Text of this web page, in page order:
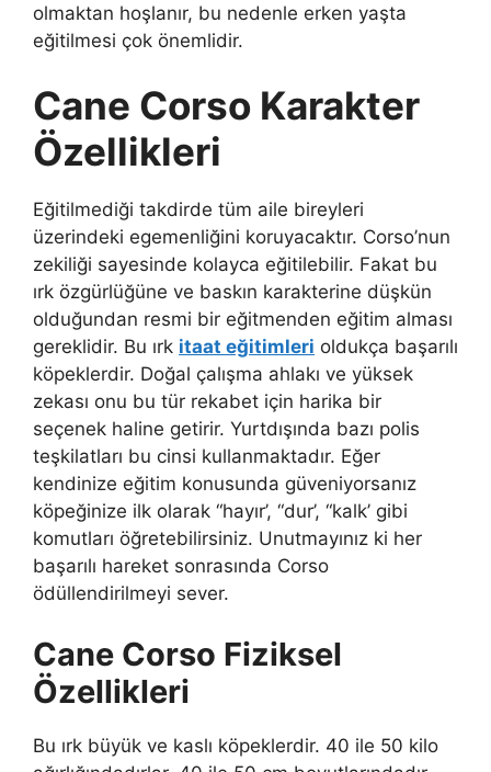
olmaktan hoşlanır, bu nedenle erken yaşta
eğitilmesi çok önemlidir.
Cane Corso Karakter
Özellikleri
Eğitilmediği takdirde tüm aile bireyleri
üzerindeki egemenliğini koruyacaktır. Corso’nun
zekiliği sayesinde kolayca eğitilebilir. Fakat bu
ırk özgürlüğüne ve baskın karakterine düşkün
olduğundan resmi bir eğitmenden eğitim alması
gereklidir. Bu ırk itaat eğitimleri oldukça başarılı
köpeklerdir. Doğal çalışma ahlakı ve yüksek
zekası onu bu tür rekabet için harika bir
seçenek haline getirir. Yurtdışında bazı polis
teşkilatları bu cinsi kullanmaktadır. Eğer
kendinize eğitim konusunda güveniyorsanız
köpeğinize ilk olarak “hayır’, “dur’, “kalk’ gibi
komutları öğretebilirsiniz. Unutmayınız ki her
başarılı hareket sonrasında Corso
ödüllendirilmeyi sever.
Cane Corso Fiziksel
Özellikleri
Bu ırk büyük ve kaslı köpeklerdir. 40 ile 50 kilo